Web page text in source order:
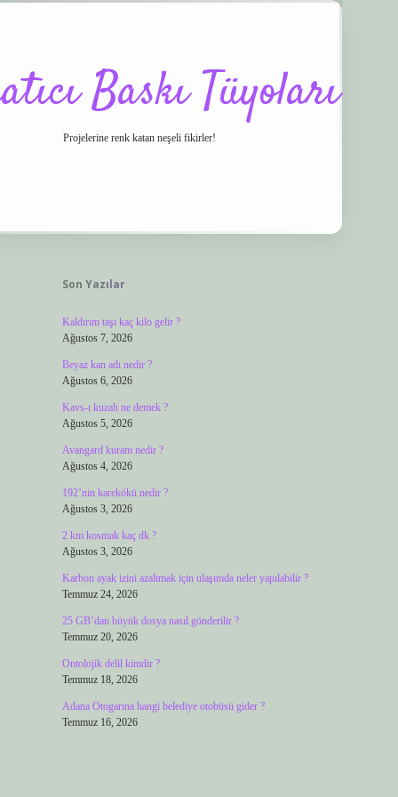
Baskı Tüyoları
Projelerine renk katan neşeli fikirler!
Son Yazılar
Kaldırım taşı kaç kilo gelir ?
Ağustos 7, 2026
Beyaz kan adı nedir ?
Ağustos 6, 2026
Kavs-ı kuzah ne demek ?
Ağustos 5, 2026
Avangard kuram nedir ?
Ağustos 4, 2026
192’nin karekökü nedir ?
Ağustos 3, 2026
2 km kosmak kaç dk ?
Ağustos 3, 2026
Karbon ayak izini azaltmak için ulaşımda neler yapılabilir ?
Temmuz 24, 2026
25 GB’dan büyük dosya nasıl gönderilir ?
Temmuz 20, 2026
Ontolojik delil kimdir ?
Temmuz 18, 2026
Adana Otogarına hangi belediye otobüsü gider ?
Temmuz 16, 2026